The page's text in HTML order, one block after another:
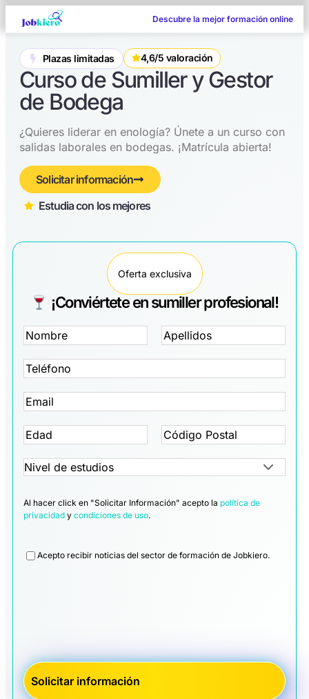
Descubre la mejor formación online
Plazas limitadas 4,6/5 valoración
Curso de Sumiller y Gestor
de Bodega
¿Quieres liderar en enología? Únete a un curso con
salidas laborales en bodegas. ¡Matrícula abierta!
Solicitar información
Estudia con los mejores​
Oferta exclusiva
¡Conviértete en sumiller profesional!
Al hacer click en "Solicitar Información" acepto la política de
privacidad y condiciones de uso.
Legal
Acepto recibir noticias del sector de formación de Jobkiero.